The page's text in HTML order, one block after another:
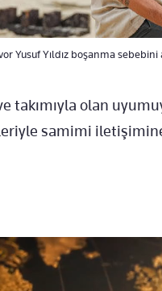
Yusuf Yıldız boşanma sebebini
takımıyla olan
samimi